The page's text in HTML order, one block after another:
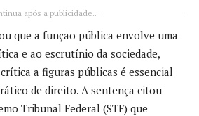
após a publicidade..
que a função pública envolve uma
e ao escrutínio da sociedade,
a figuras públicas é essencial
de direito. A sentença citou
Tribunal Federal (STF) que